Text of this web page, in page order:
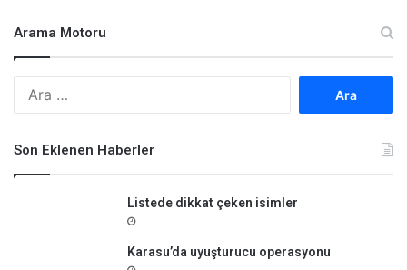
Arama Motoru
Son Eklenen Haberler
Listede dikkat çeken isimler
Karasu’da uyuşturucu operasyonu